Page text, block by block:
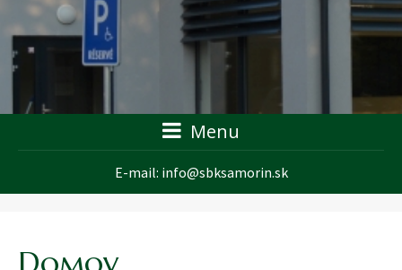
Menu
E-mail: info@sbksamorin.sk